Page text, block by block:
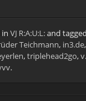
VJ R:A:U:L:and tagged
Teichmann, in3.de,
,triplehead2go,
.